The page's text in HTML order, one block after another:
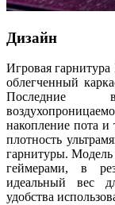
Дизайн
Игровая гарнитура
облегченный
Последние
накопление пота и
плотность
гарнитуры.
геймерами, в
идеальный вес
удобства